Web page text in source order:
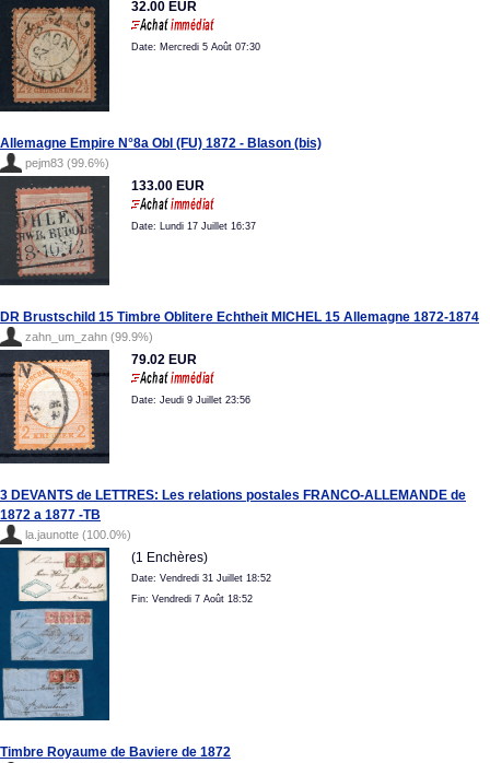
32.00 EUR
Date: Mercredi 5 Août 07:30
Allemagne Empire N°8a Obl (FU) 1872 - Blason (bis)
pejm83 (99.6%)
133.00 EUR
Date: Lundi 17 Juillet 16:37
DR Brustschild 15 Timbre Oblitere Echtheit MICHEL 15 Allemagne 1872-1874
zahn_um_zahn (99.9%)
79.02 EUR
Date: Jeudi 9 Juillet 23:56
3 DEVANTS de LETTRES: Les relations postales FRANCO-ALLEMANDE de
1872 a 1877 -TB
la.jaunotte (100.0%)
(1 Enchères)
Date: Vendredi 31 Juillet 18:52
Fin: Vendredi 7 Août 18:52
Timbre Royaume de Baviere de 1872